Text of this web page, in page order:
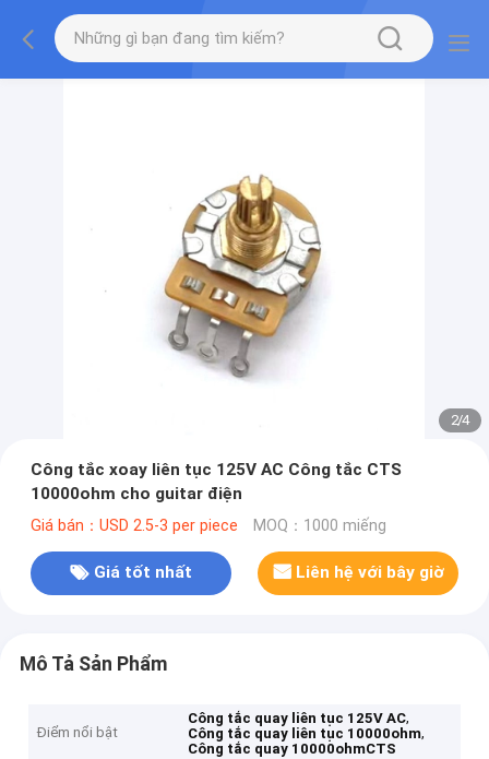
2/4
Công tắc xoay liên tục 125V AC Công tắc CTS
10000ohm cho guitar điện
Giá bán：USD 2.5-3 per piece MOQ：1000 miếng
Giá tốt nhất Liên hệ với bây giờ
Mô Tả Sản Phẩm
Điểm nổi bật
Công tắc quay liên tục 125V AC,
Công tắc quay liên tục 10000ohm,
Công tắc quay 10000ohmCTS